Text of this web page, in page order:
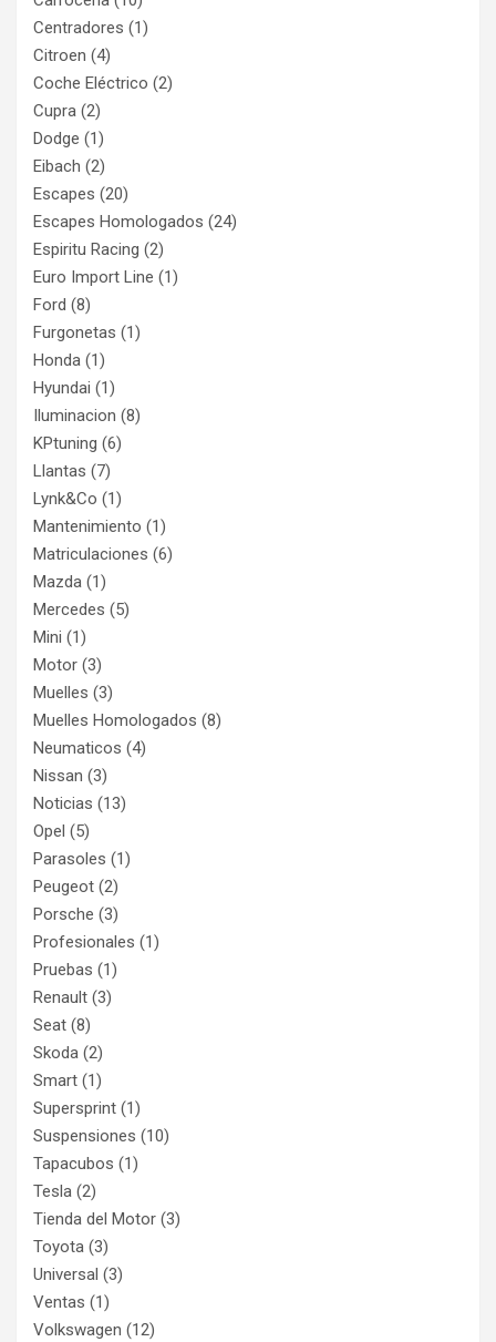
Centradores (1)
Citroen (4)
Coche Eléctrico (2)
Cupra (2)
Dodge (1)
Eibach (2)
Escapes (20)
Escapes Homologados (24)
Espiritu Racing (2)
Euro Import Line (1)
Ford (8)
Furgonetas (1)
Honda (1)
Hyundai (1)
Iluminacion (8)
KPtuning (6)
Llantas (7)
Lynk&Co (1)
Mantenimiento (1)
Matriculaciones (6)
Mazda (1)
Mercedes (5)
Mini (1)
Motor (3)
Muelles (3)
Muelles Homologados (8)
Neumaticos (4)
Nissan (3)
Noticias (13)
Opel (5)
Parasoles (1)
Peugeot (2)
Porsche (3)
Profesionales (1)
Pruebas (1)
Renault (3)
Seat (8)
Skoda (2)
Smart (1)
Supersprint (1)
Suspensiones (10)
Tapacubos (1)
Tesla (2)
Tienda del Motor (3)
Toyota (3)
Universal (3)
Ventas (1)
Volkswagen (12)